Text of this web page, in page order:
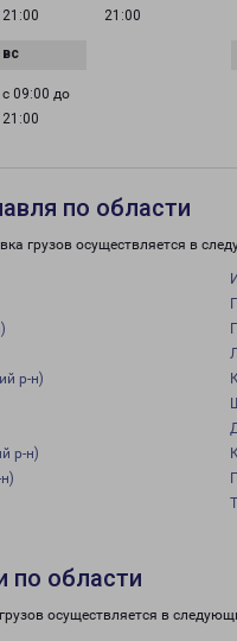
21:00
21:00
с 09:00 до
21:00
по области
грузов осуществляется в
р-н)
р-н)
по области
осуществляется в